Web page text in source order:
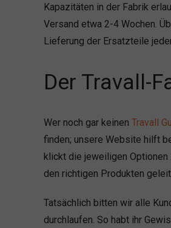
Kapazitäten in der Fabrik
Versand etwa 2-4 Wochen.
Lieferung der Ersatzteile
Der Travall-
Wer noch gar keinen Travall
finden; unsere Website hilft
klickt die jeweiligen Optionen
den richtigen Produkten
Tatsächlich bitten wir alle
durchlaufen. So habt ihr